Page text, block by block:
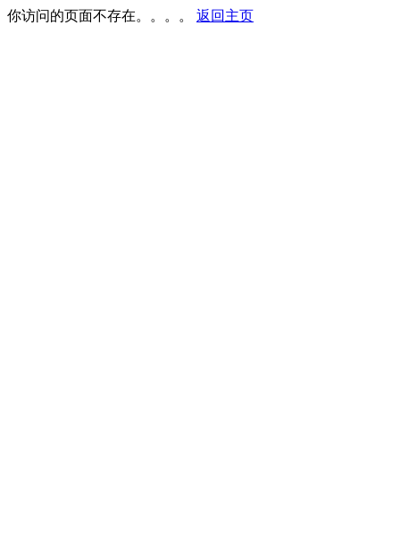
你访问的页面不存在。。。。 返回主页